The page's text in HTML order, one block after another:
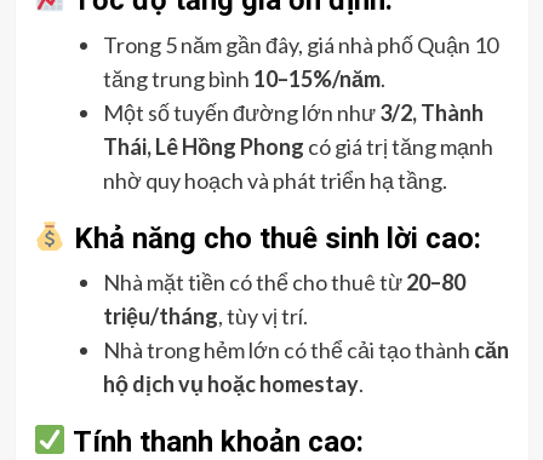
Trong 5 năm gần đây, giá nhà phố Quận 10
tăng trung bình 10–15%/năm.
Một số tuyến đường lớn như3/2, Thành
Thái, Lê Hồng Phong có giá trị tăng mạnh
nhờ quy hoạch và phát triển hạ tầng.
Khả năng cho thuê sinh lời cao:
Nhà mặt tiền có thể cho thuê từ20–80
triệu/tháng, tùy vị trí.
Nhà trong hẻm lớn có thể cải tạo thành căn
hộ dịch vụ hoặc homestay.
Tính thanh khoản cao: